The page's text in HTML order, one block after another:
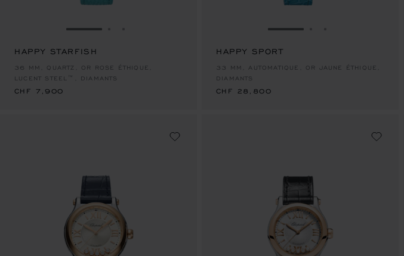
ALLER À LA DIAPOSITIVE 1
HAPPY STARFISH
36 MM, QUARTZ, OR ROSE ÉTHIQUE,
LUCENT STEEL™, DIAMANTS
CHF 7,900
ALLER À LA DIAPOSITIVE 1
HAPPY SPORT
33 MM, AUTOMATIQUE, OR JAUNE ÉTHIQUE,
DIAMANTS
CHF 28,800